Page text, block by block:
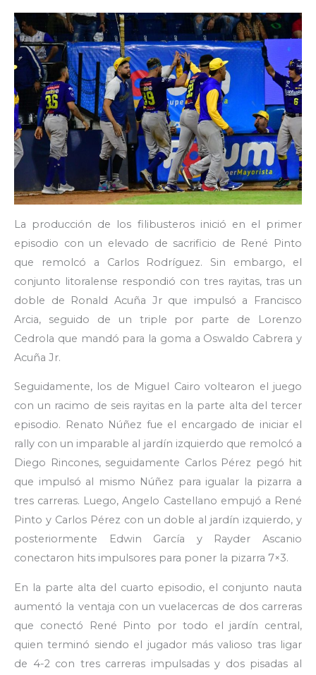
La producción de los filibusteros inició en el primer
episodio con un elevado de sacrificio de René Pinto
que remolcó a Carlos Rodríguez. Sin embargo, el
conjunto litoralense respondió con tres rayitas, tras un
doble de Ronald Acuña Jr que impulsó a Francisco
Arcia, seguido de un triple por parte de Lorenzo
Cedrola que mandó para la goma a Oswaldo Cabrera y
Acuña Jr.
Seguidamente, los de Miguel Cairo voltearon el juego
con un racimo de seis rayitas en la parte alta del tercer
episodio. Renato Núñez fue el encargado de iniciar el
rally con un imparable al jardín izquierdo que remolcó a
Diego Rincones, seguidamente Carlos Pérez pegó hit
que impulsó al mismo Núñez para igualar la pizarra a
tres carreras. Luego, Angelo Castellano empujó a René
Pinto y Carlos Pérez con un doble al jardín izquierdo, y
posteriormente Edwin García y Rayder Ascanio
conectaron hits impulsores para poner la pizarra 7×3.
En la parte alta del cuarto episodio, el conjunto nauta
aumentó la ventaja con un vuelacercas de dos carreras
que conectó René Pinto por todo el jardín central,
quien terminó siendo el jugador más valioso tras ligar
de 4-2 con tres carreras impulsadas y dos pisadas al